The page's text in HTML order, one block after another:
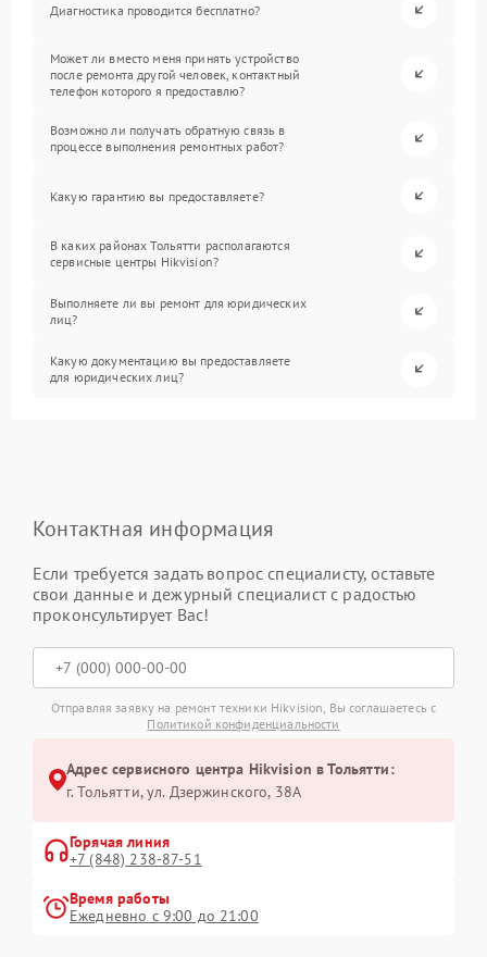
Диагностика проводится бесплатно?
Может ли вместо меня принять устройство
после ремонта другой человек, контактный
телефон которого я предоставлю?
Возможно ли получать обратную связь в
процессе выполнения ремонтных работ?
Какую гарантию вы предоставляете?
В каких районах Тольятти располагаются
сервисные центры Hikvision?
Выполняете ли вы ремонт для юридических
лиц?
Какую документацию вы предоставляете
для юридических лиц?
Контактная информация
Если требуется задать вопрос специалисту, оставьте
свои данные и дежурный специалист с радостью
проконсультирует Вас!
Отправляя заявку на ремонт техники Hikvision, Вы соглашаетесь с
Политикой конфиденциальности
Адрес сервисного центра Hikvision в Тольятти:
г. Тольятти, ул. Дзержинского, 38А
Горячая линия
+7 (848) 238-87-51
Время работы
Ежедневно с 9:00 до 21:00